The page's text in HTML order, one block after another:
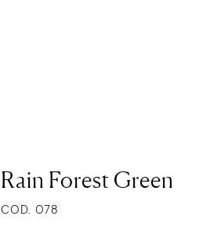
Rain Forest Green
COD. 078